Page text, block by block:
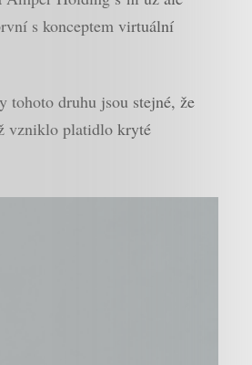
s konceptem virtuální
tohoto druhu jsou stejné, že
vzniklo platidlo kryté